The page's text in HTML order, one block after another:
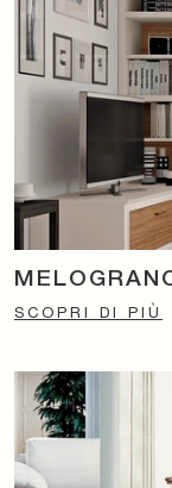
SCOPRI DI PIÙ